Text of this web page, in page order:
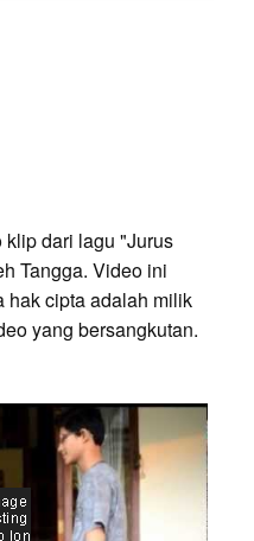
dari lagu "Jurus
Tangga. Video ini
hak cipta adalah milik
yang bersangkutan.